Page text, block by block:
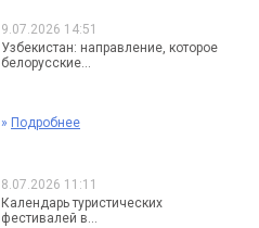
9.07.2026 14:51
Узбекистан: направление, которое
белорусские...
» Подробнее
8.07.2026 11:11
Календарь туристических
фестивалей в...